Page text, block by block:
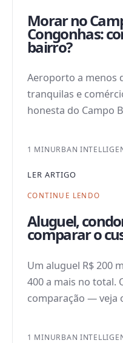
Morar no
Congonhas:
bairro?
Aeroporto a menos
tranquilas e
honesta do Campo
1 MINURBAN
LER ARTIGO
CONTINUE LENDO
Aluguel,
comparar o
Um aluguel R$ 200
400 a mais no total.
comparação — veja
1 MINURBAN